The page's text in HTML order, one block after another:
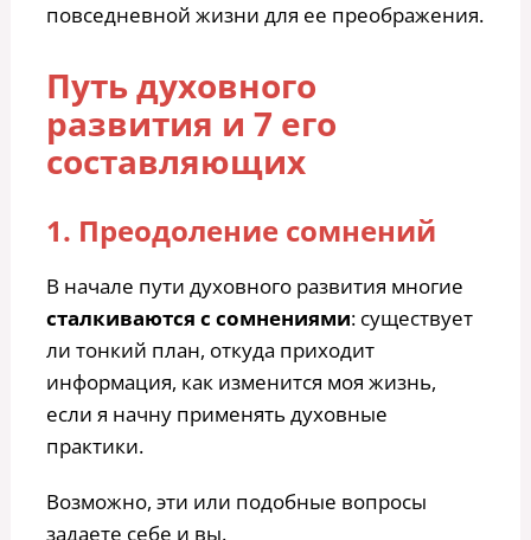
повседневной жизни для ее преображения.
Путь духовного
развития и 7 его
составляющих
1. Преодоление сомнений
В начале пути духовного развития многие
сталкиваются с сомнениями: существует
ли тонкий план, откуда приходит
информация, как изменится моя жизнь,
если я начну применять духовные
практики.
Возможно, эти или подобные вопросы
задаете себе и вы.